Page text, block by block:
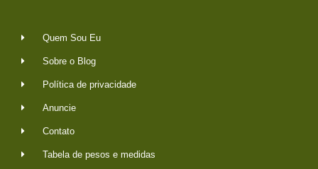
Quem Sou Eu
Sobre o Blog
Política de privacidade
Anuncie
Contato
Tabela de pesos e medidas